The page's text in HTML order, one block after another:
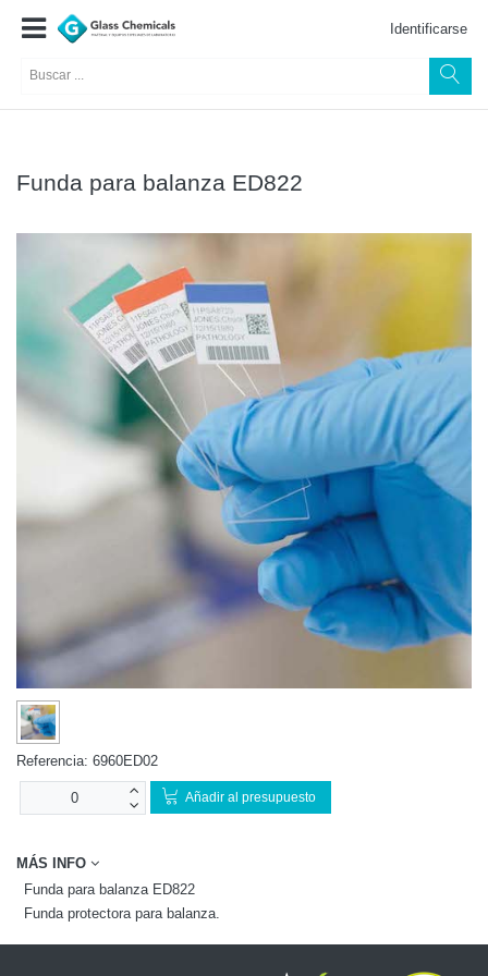
Identificarse
Funda para balanza ED822
Referencia: 6960ED02
Añadir al presupuesto
MÁS INFO
Funda para balanza ED822
Funda protectora para balanza.